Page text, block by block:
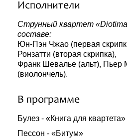
Исполнители
Струнный квартет
составе:
Юн-Пэн Чжао (первая
Ронзатти (вторая скрипка),
Франк Шевалье (альт), Пьер
(виолончель).
В программе
Булез - «Книга для
Пессон - «Битум»